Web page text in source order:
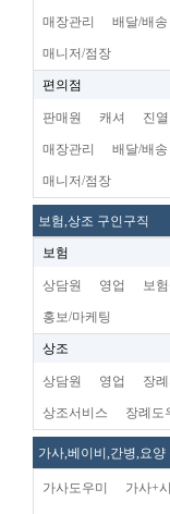
매장관리 배달/배송
매니저/점장
편의점
판매원 캐셔 진열
매장관리 배달/배송
매니저/점장
보험,상조 구인구직
보험
상담원 영업 보
홍보/마케팅
상조
상담원 영업 장
상조서비스 장례도
가사,베이비,간병,요양
가사도우미 가사+